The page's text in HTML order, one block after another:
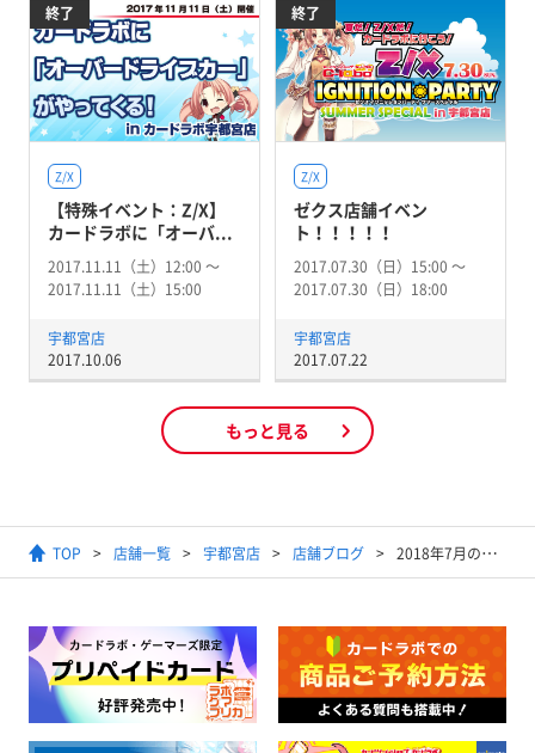
終了
Z/X
【特殊イベント：Z/X】
カードラボに「オーバ...
2017.11.11（土）12:00 〜
2017.11.11（土）15:00
宇都宮店
2017.10.06
終了
Z/X
ゼクス店舗イベン
ト！！！！！
2017.07.30（日）15:00 〜
2017.07.30（日）18:00
宇都宮店
2017.07.22
もっと見る
TOP 店舗一覧 宇都宮店 店舗ブログ 2018年7月のまとめ＆感想